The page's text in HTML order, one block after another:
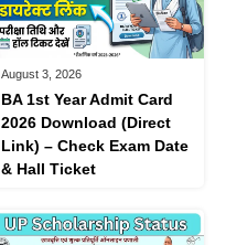
August 3, 2026
BA 1st Year Admit Card
2026 Download (Direct
Link) – Check Exam Date
& Hall Ticket